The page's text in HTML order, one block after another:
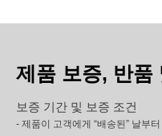
제품 보증, 반품
보증 기간 및 보증 조건
- 제품이 고객에게 “배송된” 날부